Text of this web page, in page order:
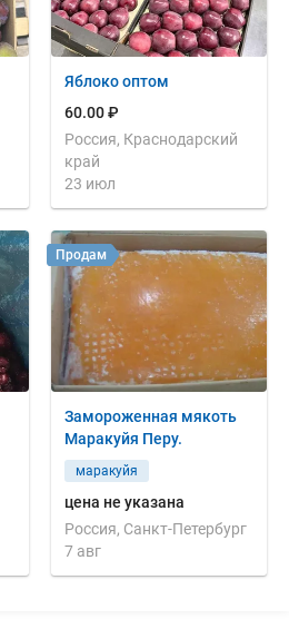
Яблоко оптом
60.00 ₽
Россия, Краснодарский
край
23 июл
Замороженная мякоть
Маракуйя Перу.
маракуйя
цена не указана
Россия, Санкт-Петербург
7 авг
Продам